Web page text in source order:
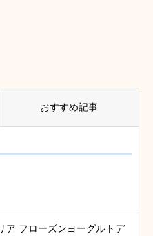
おすすめ記事
ア フローズンヨーグルトデ